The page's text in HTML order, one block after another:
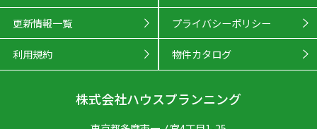
更新情報一覧 プライバシーポリシー
利用規約 物件カタログ
株式会社ハウスプランニング